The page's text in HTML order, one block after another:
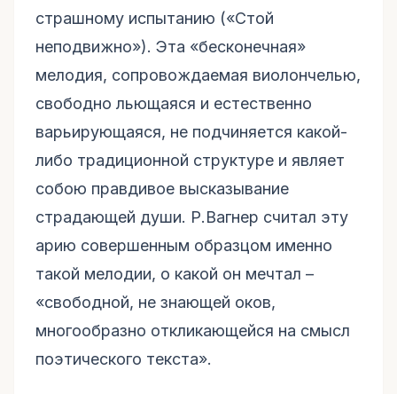
страшному испытанию («Стой
неподвижно»). Эта «бесконечная»
мелодия, сопровождаемая виолончелью,
свободно льющаяся и естественно
варьирующаяся, не подчиняется какой-
либо традиционной структуре и являет
собою правдивое высказывание
страдающей души. Р.Вагнер считал эту
арию совершенным образцом именно
такой мелодии, о какой он мечтал –
«свободной, не знающей оков,
многообразно откликающейся на смысл
поэтического текста».